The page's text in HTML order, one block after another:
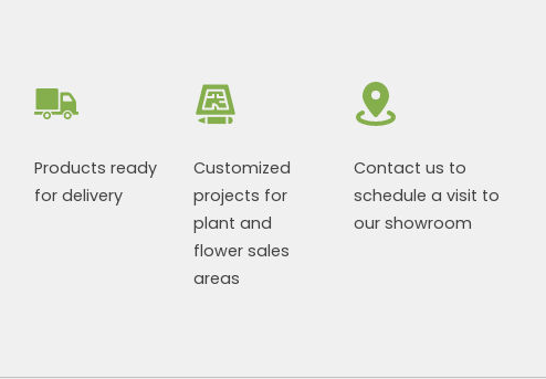
Products ready
for delivery
Customized
projects for
plant and
flower sales
areas
Contact us to
schedule a visit to
our showroom